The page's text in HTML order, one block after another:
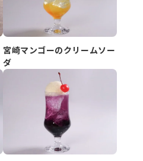
宮崎マンゴーのクリームソー
ダ